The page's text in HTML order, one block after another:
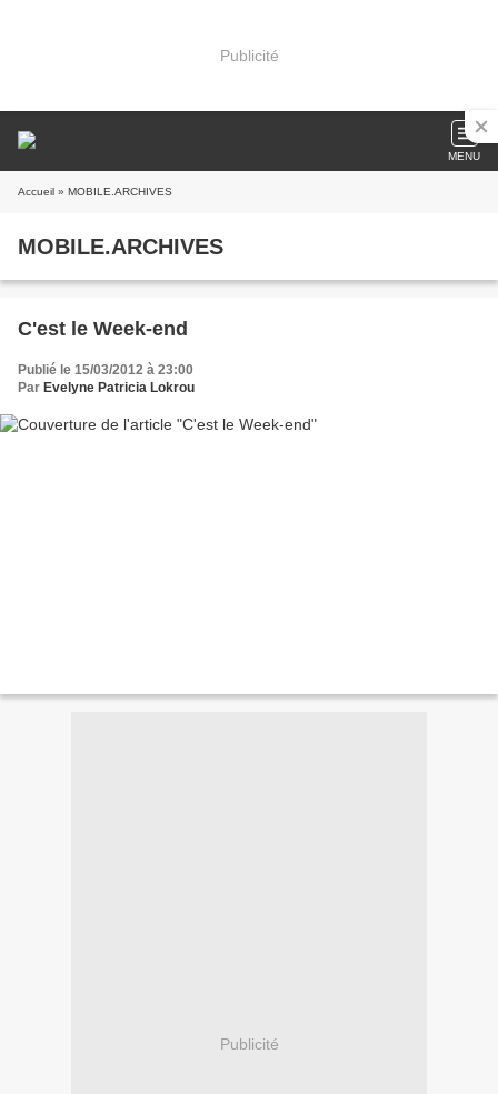
Publicité
MENU
Accueil » MOBILE.ARCHIVES
MOBILE.ARCHIVES
C'est le Week-end
Publié le 15/03/2012 à 23:00
Par Evelyne Patricia Lokrou
Publicité